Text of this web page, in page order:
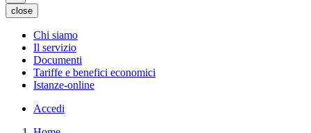
close
Chi siamo
Il servizio
Documenti
Tariffe e benefici economici
Istanze-online
Accedi